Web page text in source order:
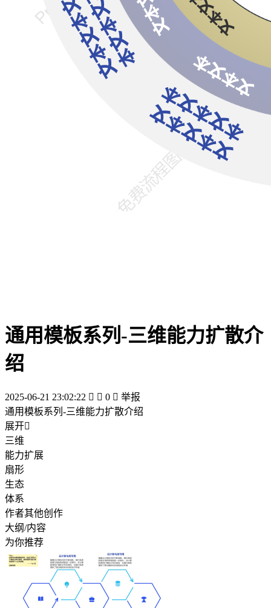
通用模板系列-三维能力扩散介
绍
2025-06-21 23:02:22   0  举报
通用模板系列-三维能力扩散介绍
展开
三维
能力扩展
扇形
生态
体系
作者其他创作
大纲/内容
为你推荐